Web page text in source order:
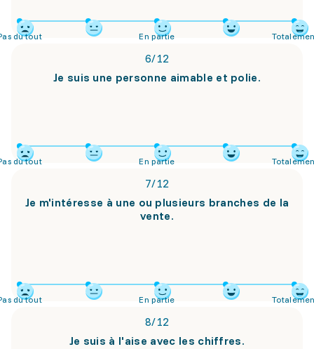
du tout En partie
6/12
Je suis une personne aimable et polie.
du tout En partie
7/12
Je m'intéresse à une ou plusieurs branches de la
vente.
du tout En partie
8/12
Je suis à l'aise avec les chiffres.